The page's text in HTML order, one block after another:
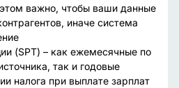
важно, чтобы ваши данные
иначе система
(SPT) – как ежемесячные по
так и годовые
налога при выплате зарплат